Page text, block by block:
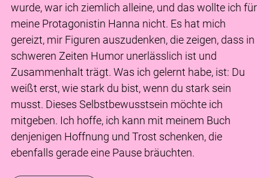
wurde, war ich ziemlich alleine, und das wollte ich für
meine Protagonistin Hanna nicht. Es hat mich
gereizt, mir Figuren auszudenken, die zeigen, dass in
schweren Zeiten Humor unerlässlich ist und
Zusammenhalt trägt. Was ich gelernt habe, ist: Du
weißt erst, wie stark du bist, wenn du stark sein
musst. Dieses Selbstbewusstsein möchte ich
mitgeben. Ich hoffe, ich kann mit meinem Buch
denjenigen Hoffnung und Trost schenken, die
ebenfalls gerade eine Pause bräuchten.